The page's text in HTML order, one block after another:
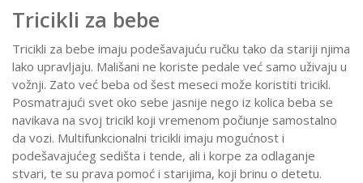
Tricikli za bebe
Tricikli za bebe imaju podešavajuću ručku tako da stariji njima
lako upravljaju. Mališani ne koriste pedale već samo uživaju u
vožnji. Zato već beba od šest meseci može koristiti tricikl.
Posmatrajući svet oko sebe jasnije nego iz kolica beba se
navikava na svoj tricikl koji vremenom počiunje samostalno
da vozi. Multifunkcionalni tricikli imaju mogućnost i
podešavajućeg sedišta i tende, ali i korpe za odlaganje
stvari, te su prava pomoć i starijima, koji brinu o detetu.